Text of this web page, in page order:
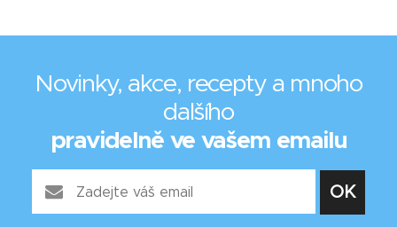
Novinky, akce, recepty a mnoho
dalšího
pravidelně ve vašem emailu